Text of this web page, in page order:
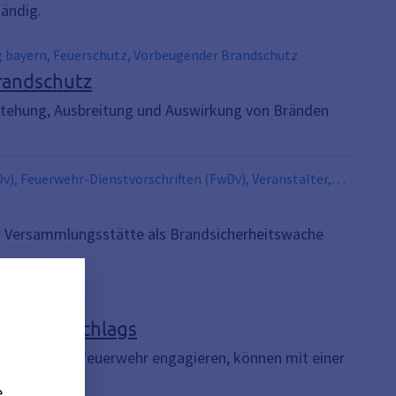
Feuerschutz, Vorbeugender Brandschutz
Ausbreitung und Auswirkung von Bränden
Feuerwehr-Dienstvorschriften (FwDv), Veranstalter,
als Brandsicherheitswache
Vorschlags
einer Werkfeuerwehr engagieren, können mit einer